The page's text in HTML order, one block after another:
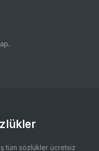
tüm sözlükler ücretsiz